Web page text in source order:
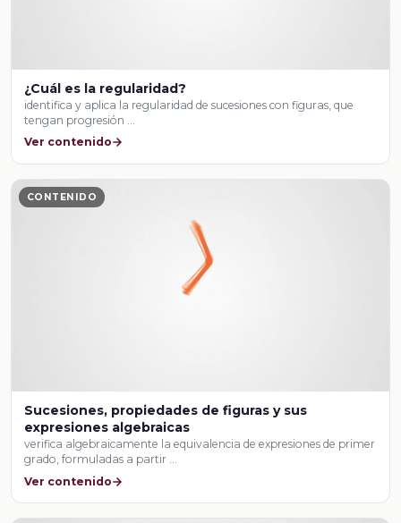
¿Cuál es la regularidad?
identifica y aplica la regularidad de sucesiones con figuras, que
tengan progresión …
Ver contenido
CONTENIDO
Sucesiones, propiedades de figuras y sus
expresiones algebraicas
verifica algebraicamente la equivalencia de expresiones de primer
grado, formuladas a partir …
Ver contenido